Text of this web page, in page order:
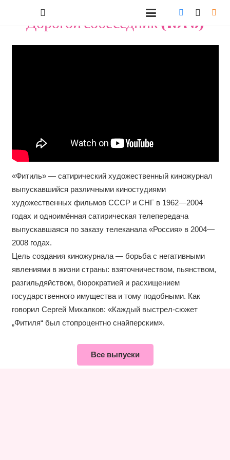
Дорогой собеседник (1975)
«Фитиль» — сатирический художественный киножурнал
выпускавшийся различными киностудиями
художественных фильмов СССР и СНГ в 1962—2004
годах и одноимённая сатирическая телепередача
выпускавшаяся по заказу телеканала «Россия» в 2004—
2008 годах.
Цель создания киножурнала — борьба с негативными
явлениями в жизни страны: взяточничеством, пьянством,
разгильдяйством, бюрократией и расхищением
государственного имущества и тому подобными. Как
говорил Сергей Михалков: «Каждый выстрел-сюжет
„Фитиля“ был стопроцентно снайперским».
Все выпуски